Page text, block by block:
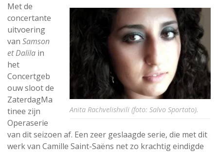
Anita Rachvelishvili (foto: Salvo Sportato).
Met de
concertante
uitvoering
van Samson
et Dalila in
het
Concertgeb
ouw sloot de
ZaterdagMa
tinee zijn
Operaserie
van dit seizoen af. Een zeer geslaagde serie, die met dit
werk van Camille Saint-Saëns net zo krachtig eindigde